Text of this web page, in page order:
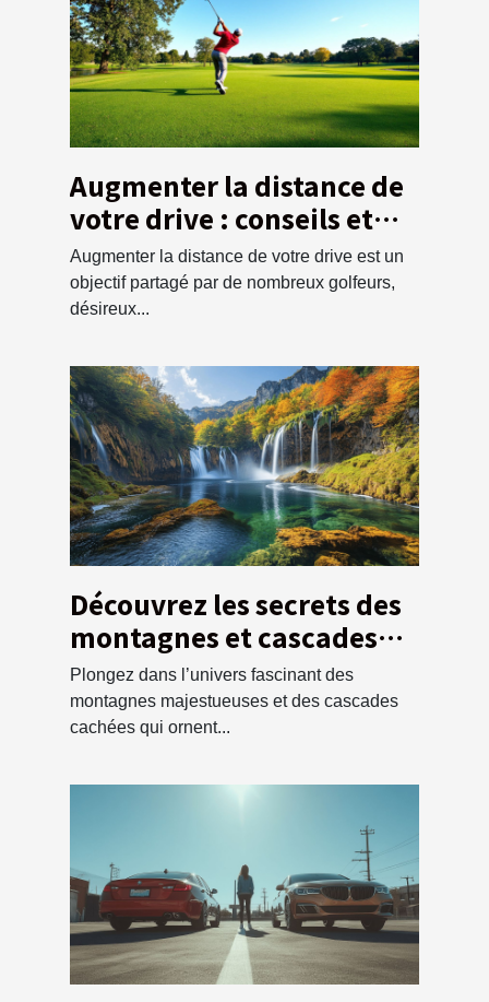
Augmenter la distance de
votre drive : conseils et
techniques
Augmenter la distance de votre drive est un
objectif partagé par de nombreux golfeurs,
désireux...
Découvrez les secrets des
montagnes et cascades
locales
Plongez dans l’univers fascinant des
montagnes majestueuses et des cascades
cachées qui ornent...